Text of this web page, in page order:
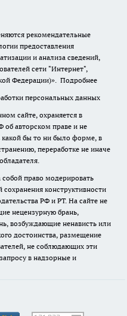
рекомендательные
предоставления
и анализа сведений,
сети "Интернет",
Федерации)». Подробнее
персональных данных
сайте, охраняется в
об авторском праве и не
бы то ни было форме, в
переработке не иначе
право модерировать
конструктивности
РФ и РТ. На сайте не
нецензурную брань,
возбуждающие ненависть или
достоинства, размещение
не соблюдающих эти
в надзорные и